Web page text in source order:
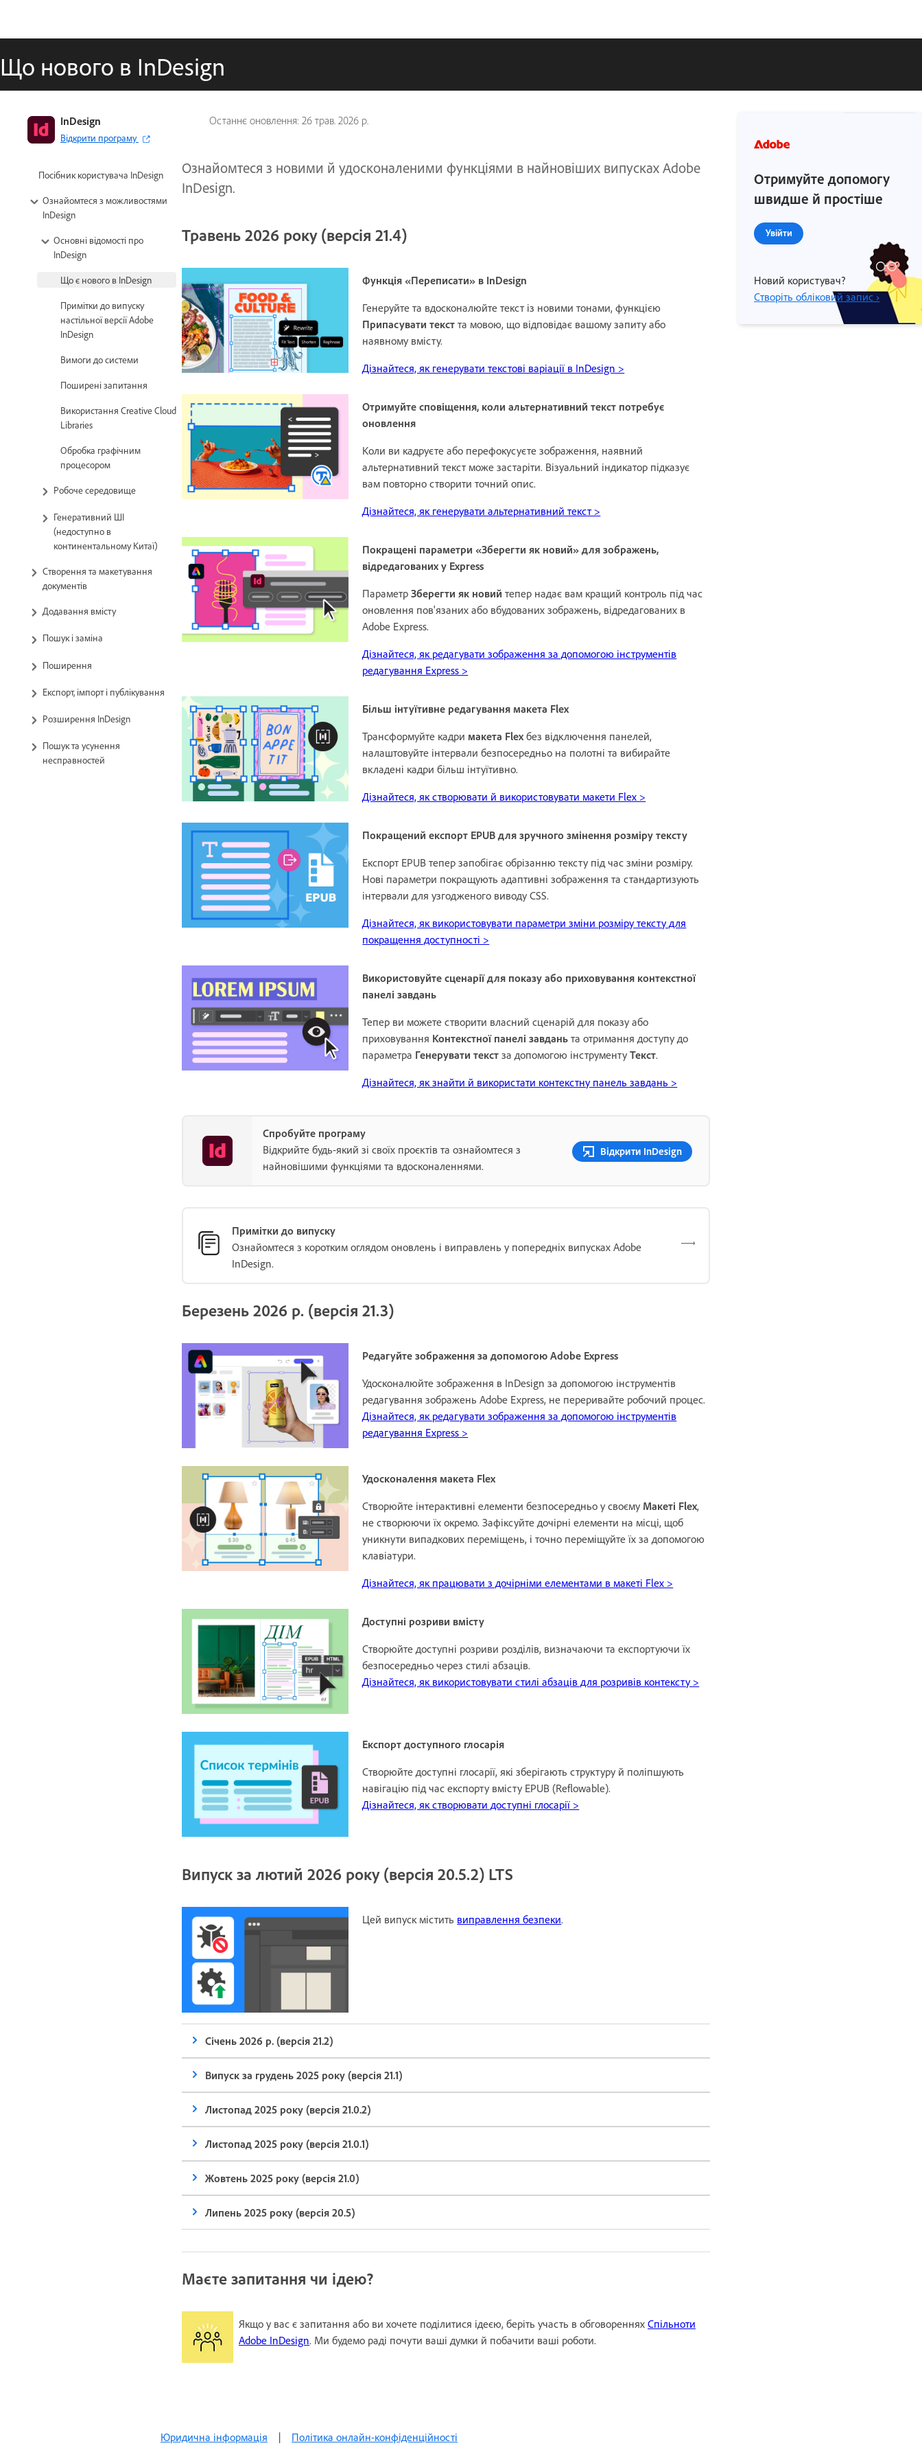
Що нового в InDesign
Останнє оновлення: 26 трав. 2026 р.
InDesign
Відкрити програму
Посібник користувача InDesign
Ознайомтеся з можливостями
InDesign
Основні відомості про
InDesign
Що є нового в InDesign
Примітки до випуску
настільної версії Adobe
InDesign
Вимоги до системи
Поширені запитання
Використання Creative Cloud
Libraries
Обробка графічним
процесором
Робоче середовище
Генеративний ШІ
(недоступно в
континентальному Китаї)
Створення та макетування
документів
Додавання вмісту
Пошук і заміна
Поширення
Експорт, імпорт і публікування
Розширення InDesign
Пошук та усунення
несправностей
Ознайомтеся з новими й удосконаленими функціями в найновіших випусках Adobe
InDesign.
Травень 2026 року (версія 21.4)
Функція «Переписати» в InDesign
Генеруйте та вдосконалюйте текст із новими тонами, функцією
Припасувати текст та мовою, що відповідає вашому запиту або
наявному вмісту.
Дізнайтеся, як генерувати текстові варіації в InDesign >
Отримуйте сповіщення, коли альтернативний текст потребує
оновлення
Коли ви кадруєте або перефокусуєте зображення, наявний
альтернативний текст може застаріти. Візуальний індикатор підказує
вам повторно створити точний опис.
Дізнайтеся, як генерувати альтернативний текст >
Покращені параметри «Зберегти як новий» для зображень,
відредагованих у Express
ПараметрЗберегти як новий тепер надає вам кращий контроль під час
оновлення пов'язаних або вбудованих зображень, відредагованих в
Adobe Express.
Дізнайтеся, як редагувати зображення за допомогою інструментів
редагування Express >
Більш інтуїтивне редагування макета Flex
Трансформуйте кадри макета Flex без відключення панелей,
налаштовуйте інтервали безпосередньо на полотні та вибирайте
вкладені кадри більш інтуїтивно.
Дізнайтеся, як створювати й використовувати макети Flex >
Покращений експорт EPUB для зручного змінення розміру тексту
Експорт EPUB тепер запобігає обрізанню тексту під час зміни розміру.
Нові параметри покращують адаптивні зображення та стандартизують
інтервали для узгодженого виводу CSS.
Дізнайтеся, як використовувати параметри зміни розміру тексту для
покращення доступності >
Використовуйте сценарії для показу або приховування контекстної
панелі завдань
Тепер ви можете створити власний сценарій для показу або
приховування Контекстної панелі завдань та отримання доступу до
параметра Генерувати текст за допомогою інструментуТекст.
Дізнайтеся, як знайти й використати контекстну панель завдань >
Спробуйте програму
Відкрийте будь-який зі своїх проєктів та ознайомтеся з
найновішими функціями та вдосконаленнями.
Відкрити InDesign
Примітки до випуску
Ознайомтеся з коротким оглядом оновлень і виправлень у попередніх випусках Adobe
InDesign.
Березень 2026 р. (версія 21.3)
Редагуйте зображення за допомогою Adobe Express
Удосконалюйте зображення в InDesign за допомогою інструментів
редагування зображень Adobe Express, не переривайте робочий процес.
Дізнайтеся, як редагувати зображення за допомогою інструментів
редагування Express >
Удосконалення макета Flex
Створюйте інтерактивні елементи безпосередньо у своєму Макеті Flex,
не створюючи їх окремо. Зафіксуйте дочірні елементи на місці, щоб
уникнути випадкових переміщень, і точно переміщуйте їх за допомогою
клавіатури.
Дізнайтеся, як працювати з дочірніми елементами в макеті Flex >
Доступні розриви вмісту
Створюйте доступні розриви розділів, визначаючи та експортуючи їх
безпосередньо через стилі абзаців.
Дізнайтеся, як використовувати стилі абзаців для розривів контексту >
Експорт доступного глосарія
Створюйте доступні глосарії, які зберігають структуру й поліпшують
навігацію під час експорту вмісту EPUB (Reflowable).
Дізнайтеся, як створювати доступні глосарії >
Випуск за лютий 2026 року (версія 20.5.2) LTS
Цей випуск містить виправлення безпеки.
Січень 2026 р. (версія 21.2)
Випуск за грудень 2025 року (версія 21.1)
Листопад 2025 року (версія 21.0.2)
Листопад 2025 року (версія 21.0.1)
Жовтень 2025 року (версія 21.0)
Липень 2025 року (версія 20.5)
Маєте запитання чи ідею?
Якщо у вас є запитання або ви хочете поділитися ідеєю, беріть участь в обговореннях Спільноти
Adobe InDesign. Ми будемо раді почути ваші думки й побачити ваші роботи.
Отримуйте допомогу
швидше й простіше
Увійти
Новий користувач?
Створіть обліковий запис ›
Юридична інформація | Політика онлайн-конфіденційності